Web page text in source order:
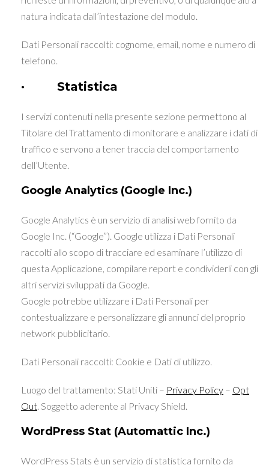
natura indicata dall’intestazione del modulo.
Dati Personali raccolti: cognome, email, nome e numero di
telefono.
· Statistica
I servizi contenuti nella presente sezione permettono al
Titolare del Trattamento di monitorare e analizzare i dati di
traffico e servono a tener traccia del comportamento
dell’Utente.
Google Analytics (Google Inc.)
Google Analytics è un servizio di analisi web fornito da
Google Inc. (“Google”). Google utilizza i Dati Personali
raccolti allo scopo di tracciare ed esaminare l’utilizzo di
questa Applicazione, compilare report e condividerli con gli
altri servizi sviluppati da Google.
Google potrebbe utilizzare i Dati Personali per
contestualizzare e personalizzare gli annunci del proprio
network pubblicitario.
Dati Personali raccolti: Cookie e Dati di utilizzo.
Luogo del trattamento: Stati Uniti – Privacy Policy – Opt
Out. Soggetto aderente al Privacy Shield.
WordPress Stat (Automattic Inc.)
WordPress Stats è un servizio di statistica fornito da